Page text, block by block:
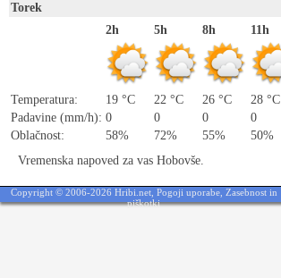
Torek
2h
Temperatura:
19 °C
Padavine (mm/h): 0
Oblačnost:
58%
5h
22 °C
0
72%
8h
26 °C
0
55%
11h
28 °C
0
50%
Vremenska napoved za vas Hobovše.
Copyright © 2006-2026 Hribi.net, Pogoji uporabe, Zasebnost in
piškotki